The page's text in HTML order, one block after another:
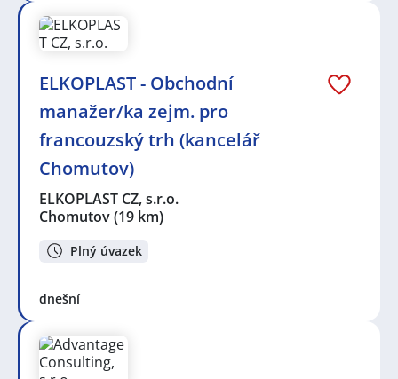
ELKOPLAST - Obchodní
manažer/ka zejm. pro
francouzský trh (kancelář
Chomutov)
ELKOPLAST CZ, s.r.o.
Chomutov(19 km)
Plný úvazek
dnešní